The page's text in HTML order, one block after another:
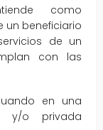
como
un beneficiario
de un
con las
en una
y/o privada